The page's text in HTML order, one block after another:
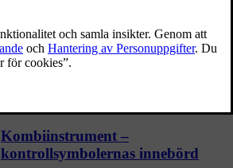
översikt
I kombiinstrumentets informationsdisplay
Kombiinstrument –
kontrollsymbolernas innebörd